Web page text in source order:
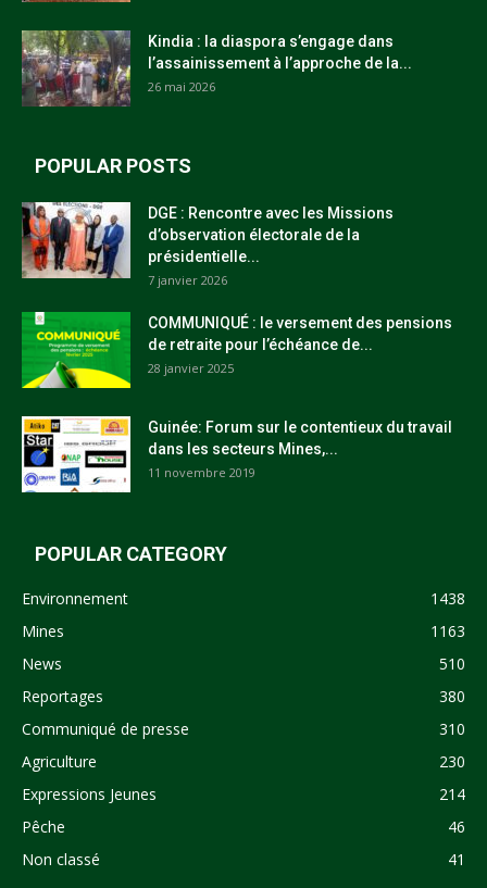
Kindia : la diaspora s’engage dans
l’assainissement à l’approche de la...
26 mai 2026
POPULAR POSTS
DGE : Rencontre avec les Missions
d’observation électorale de la
présidentielle...
7 janvier 2026
COMMUNIQUÉ : le versement des pensions
de retraite pour l’échéance de...
28 janvier 2025
Guinée: Forum sur le contentieux du travail
dans les secteurs Mines,...
11 novembre 2019
POPULAR CATEGORY
Environnement
1438
Mines
1163
News
510
Reportages
380
Communiqué de presse
310
Agriculture
230
Expressions Jeunes
214
Pêche
46
Non classé
41